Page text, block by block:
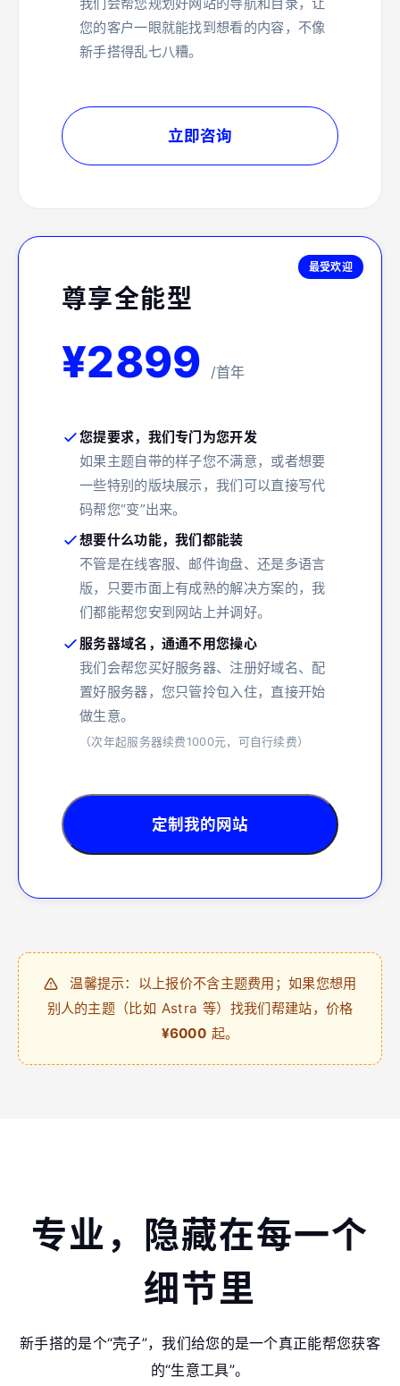
我们会帮您规划好网站的导航和目录，让
您的客户一眼就能找到想看的内容，不像
新手搭得乱七八糟。
立即咨询
尊享全能型
¥2899 /首年
您提要求，我们专门为您开发
如果主题自带的样子您不满意，或者想要
一些特别的版块展示，我们可以直接写代
码帮您“变”出来。
想要什么功能，我们都能装
不管是在线客服、邮件询盘、还是多语言
版，只要市面上有成熟的解决方案的，我
们都能帮您安到网站上并调好。
服务器域名，通通不用您操心
我们会帮您买好服务器、注册好域名、配
置好服务器，您只管拎包入住，直接开始
做生意。
（次年起服务器续费1000元，可自行续费）
定制我的网站
温馨提示：以上报价不含主题费用；如果您想用
别人的主题（比如 Astra 等）找我们帮建站，价格
¥6000 起。
专业，隐藏在每一个
细节里
新手搭的是个“壳子”，我们给您的是一个真正能帮您获客
的“生意工具”。